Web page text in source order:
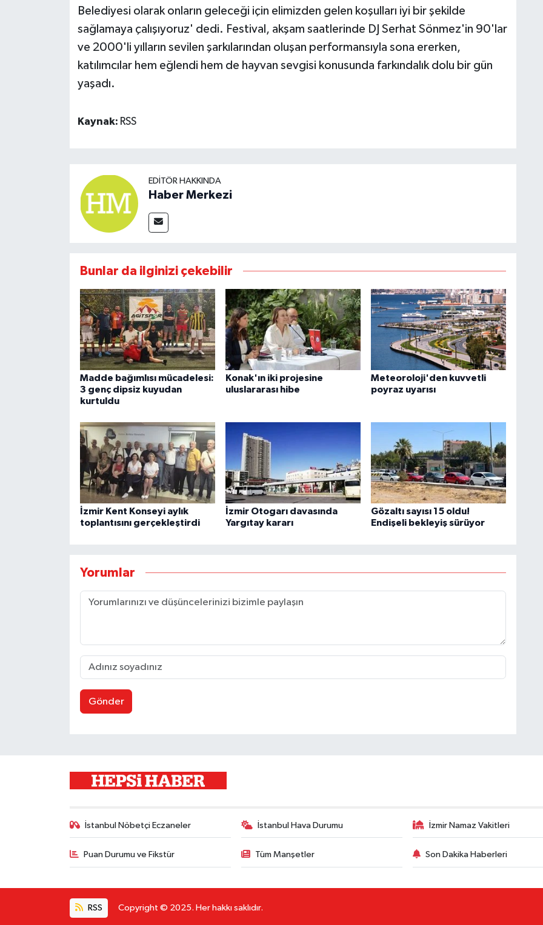
Belediyesi olarak onların geleceği için elimizden gelen koşulları iyi bir şekilde
sağlamaya çalışıyoruz' dedi. Festival, akşam saatlerinde DJ Serhat Sönmez'in 90'lar
ve 2000'li yılların sevilen şarkılarından oluşan performansıyla sona ererken,
katılımcılar hem eğlendi hem de hayvan sevgisi konusunda farkındalık dolu bir gün
yaşadı.
Kaynak: RSS
EDITÖR HAKKINDA
Haber Merkezi
Bunlar da ilginizi çekebilir
Madde bağımlısı mücadelesi:
3 genç dipsiz kuyudan
kurtuldu
Konak'ın iki projesine
uluslararası hibe
Meteoroloji'den kuvvetli
poyraz uyarısı
İzmir Kent Konseyi aylık
toplantısını gerçekleştirdi
İzmir Otogarı davasında
Yargıtay kararı
Gözaltı sayısı 15 oldu!
Endişeli bekleyiş sürüyor
Yorumlar
Gönder
İstanbul Nöbetçi Eczaneler İstanbul Hava Durumu İzmir Namaz Vakitleri
Puan Durumu ve Fikstür Tüm Manşetler Son Dakika Haberleri
RSS Copyright © 2025. Her hakkı saklıdır.